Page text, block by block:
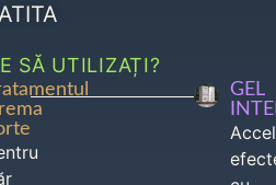
SĂ UTILIZAȚI?
GEL